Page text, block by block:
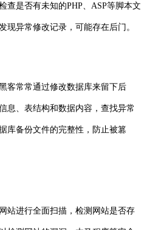
查是否有未知的PHP、ASP等脚本文
现异常修改记录，可能存在后门。
客常常通过修改数据库来留下后
息、表结构和数据内容，查找异常
库备份文件的完整性，防止被篡
站进行全面扫描，检测网站是否存